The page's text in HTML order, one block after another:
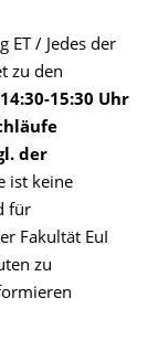
ET / Jedes der
zu den
14:30-15:30 Uhr
der
ist keine
für
Fakultät EuI
zu